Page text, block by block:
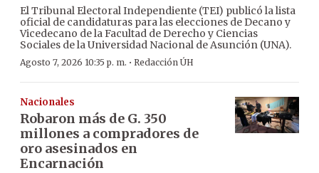
El Tribunal Electoral Independiente (TEI) publicó la lista
oficial de candidaturas para las elecciones de Decano y
Vicedecano de la Facultad de Derecho y Ciencias
Sociales de la Universidad Nacional de Asunción (UNA).
Agosto 7, 2026 10:35 p. m. · Redacción ÚH
Nacionales
Robaron más de G. 350
millones a compradores de
oro asesinados en
Encarnación